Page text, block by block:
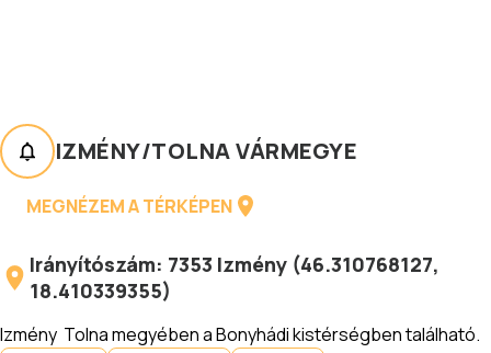
IZMÉNY/TOLNA VÁRMEGYE
MEGNÉZEM A TÉRKÉPEN
Irányítószám: 7353 Izmény (46.310768127,
18.410339355)
Izmény Tolna megyében a Bonyhádi kistérségben található.